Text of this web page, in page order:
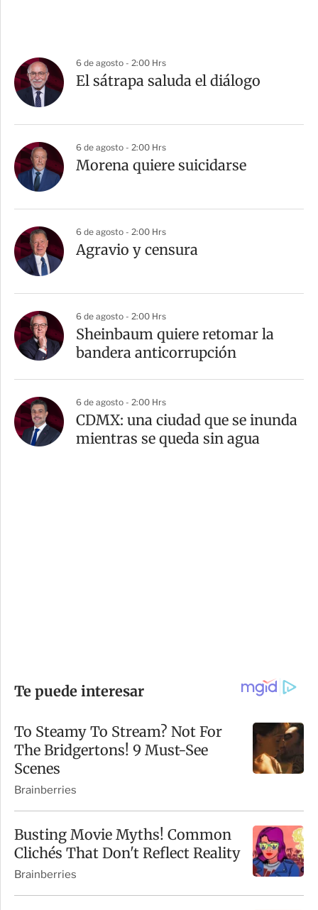
6 de agosto - 2:00 Hrs
El sátrapa saluda el diálogo
6 de agosto - 2:00 Hrs
Morena quiere suicidarse
6 de agosto - 2:00 Hrs
Agravio y censura
6 de agosto - 2:00 Hrs
Sheinbaum quiere retomar la
bandera anticorrupción
6 de agosto - 2:00 Hrs
CDMX: una ciudad que se inunda
mientras se queda sin agua